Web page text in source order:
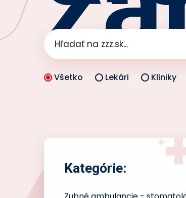
Všetko Lekári Kliniky
Kategórie: